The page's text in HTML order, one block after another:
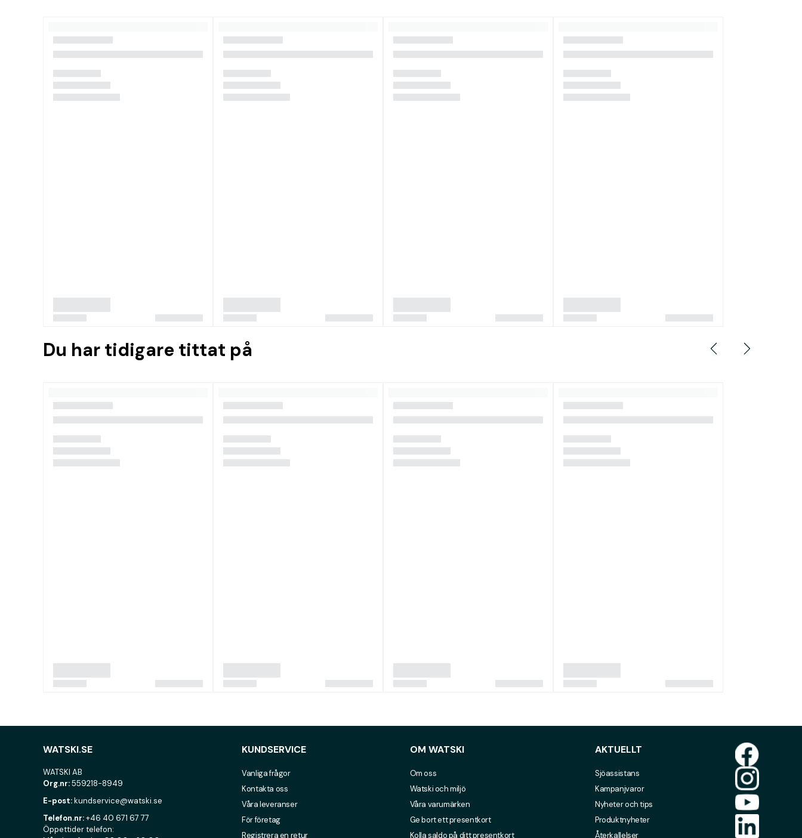
Du har tidigare tittat på
WATSKI.SE
WATSKI AB
Org.nr:559218-8949
E-post:kundservice@watski.se
Telefon.nr:+46 40 671 67 77
Öppettider telefon:
KUNDSERVICE
Vanliga frågor
Kontakta oss
Våra leveranser
För företag
Registrera en retur
OM WATSKI
Om oss
Watski och miljö
Våra varumärken
Ge bort ett presentkort
Kolla saldo på ditt presentkort
AKTUELLT
Sjöassistans
Kampanjvaror
Nyheter och tips
Produktnyheter
Återkallelser